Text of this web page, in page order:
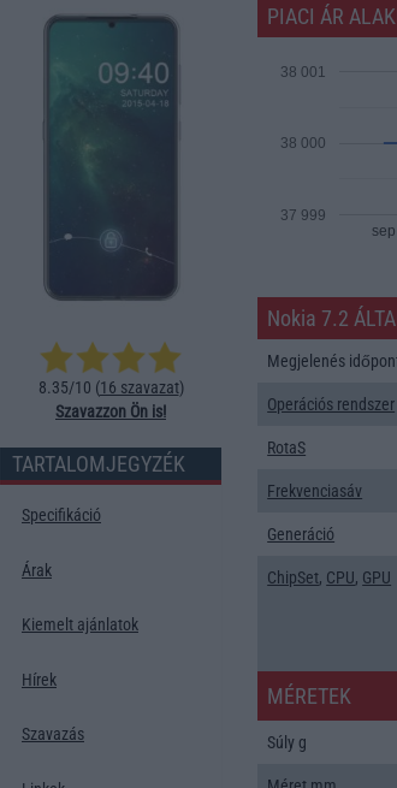
8.35/10 (16 szavazat)
Szavazzon Ön is!
TARTALOMJEGYZÉK
Specifikáció
Árak
Kiemelt ajánlatok
Hírek
Szavazás
PIACI ÁR
sep
37 999
38 000
38 001
Nokia 7.2
Megjelenés
Operációs rendszer
RotaS
Frekvenciasáv
Generáció
ChipSet, CPU, GPU
MÉRETEK
Súly g